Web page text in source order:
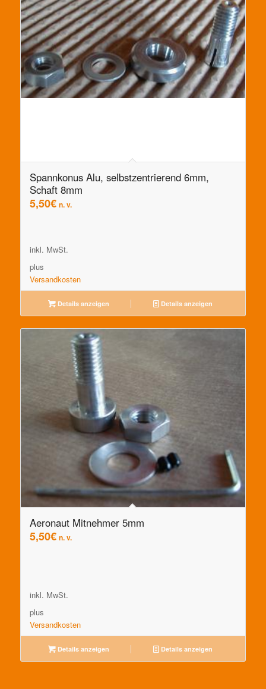
Spannkonus Alu, selbstzentrierend 6mm,
Schaft 8mm
5,50€ n. v.
inkl. MwSt.
plus
Versandkosten
Details anzeigen Details anzeigen
Aeronaut Mitnehmer 5mm
5,50€ n. v.
inkl. MwSt.
plus
Versandkosten
Details anzeigen Details anzeigen